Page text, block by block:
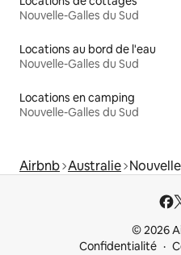
Nouvelle-Galles du Sud
Locations au bord de l'eau
Nouvelle-Galles du Sud
Locations en camping
Nouvelle-Galles du Sud
Airbnb Australie
© 2026
Confidentialité